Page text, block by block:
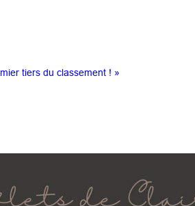
tiers du classement ! »